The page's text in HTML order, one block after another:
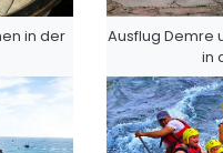
in der
Ausflug Demre
in